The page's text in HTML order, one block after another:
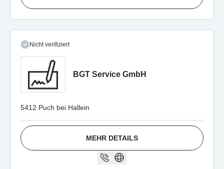
Nicht verifiziert
BGT Service GmbH
5412 Puch bei Hallein
MEHR DETAILS